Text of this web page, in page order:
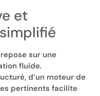
et
sur une
fluide.
d’un moteur de
pertinents facilite